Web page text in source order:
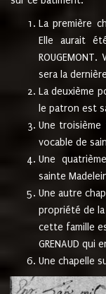
La première
Elle aurait
ROUGEMONT.
sera la
La deuxième
le patron est
Une troisième
vocable de
Une
sainte
Une autre
propriété de la
cette famille
GRENAUD
Une chapelle